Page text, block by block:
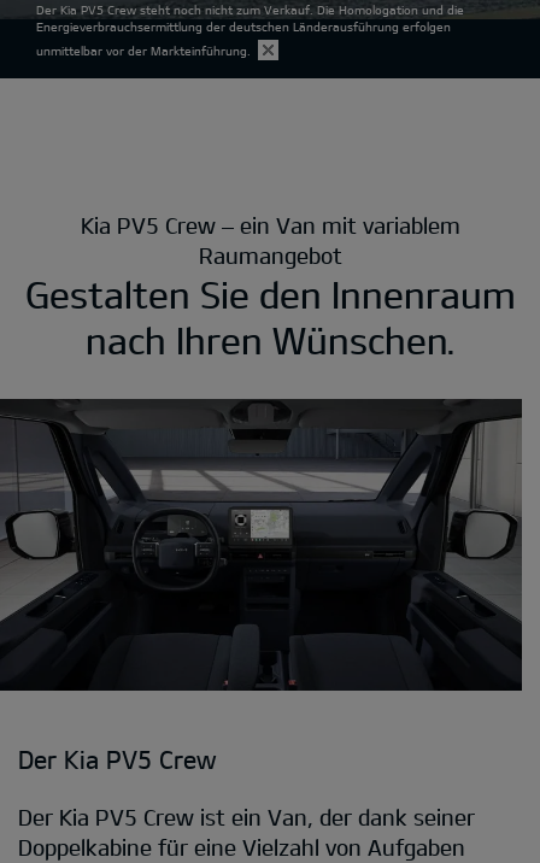
Der Kia PV5 Crew steht noch nicht zum Verkauf. Die Homologation und die
Energieverbrauchsermittlung der deutschen Länderausführung erfolgen
unmittelbar vor der Markteinführung.
Kia PV5 Crew – ein Van mit variablem
Raumangebot
Gestalten Sie den Innenraum
nach Ihren Wünschen.
Der Kia PV5 Crew
Der Kia PV5 Crew ist ein Van, der dank seiner
Doppelkabine für eine Vielzahl von Aufgaben